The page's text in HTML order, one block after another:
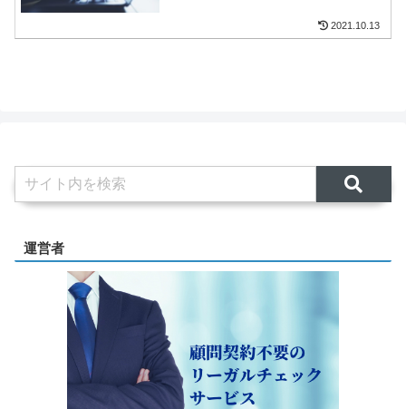
や、印紙税についても記載しています。
2021.10.13
運営者